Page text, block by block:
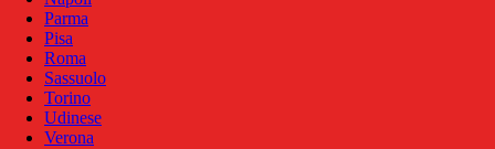
Parma
Pisa
Roma
Sassuolo
Torino
Udinese
Verona